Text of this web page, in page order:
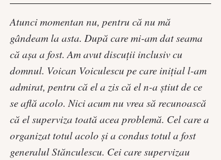
Atunci momentan nu, pentru că nu mă
gândeam la asta. După care mi-am dat seama
că așa a fost. Am avut discuții inclusiv cu
domnul. Voican Voiculescu pe care inițial l-am
admirat, pentru că el a zis că el n-a știut de ce
se află acolo. Nici acum nu vrea să recunoască
că el superviza toată acea problemă. Cel care a
organizat totul acolo și a condus totul a fost
generalul Stănculescu. Cei care supervizau